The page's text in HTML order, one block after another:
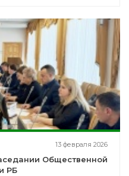
13 февраля 2026
Общественной
РБ